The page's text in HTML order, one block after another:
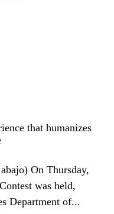
that humanizes
On Thursday,
was held,
Department of...